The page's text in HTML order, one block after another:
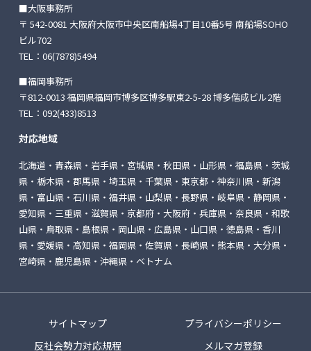
■大阪事務所
〒 542-0081 大阪府大阪市中央区南船場4丁目10番5号 南船場SOHO
ビル702
TEL： 06(7878)5494
■福岡事務所
〒812-0013 福岡県福岡市博多区博多駅東2-5-28博多偕成ビル2階
TEL： 092(433)8513
対応地域
北海道・青森県・岩手県・宮城県・秋田県・山形県・福島県・茨城
県・栃木県・郡馬県・埼玉県・千葉県・東京都・神奈川県・新潟
県・富山県・石川県・福井県・山梨県・長野県・岐阜県・静岡県・
愛知県・三重県・滋賀県・京都府・大阪府・兵庫県・奈良県・和歌
山県・鳥取県・島根県・岡山県・広島県・山口県・徳島県・香川
県・愛媛県・高知県・福岡県・佐賀県・長崎県・熊本県・大分県・
宮崎県・鹿児島県・沖縄県・ベトナム
サイトマップ
プライバシーポリシー
反社会勢力対応規程
メルマガ登録